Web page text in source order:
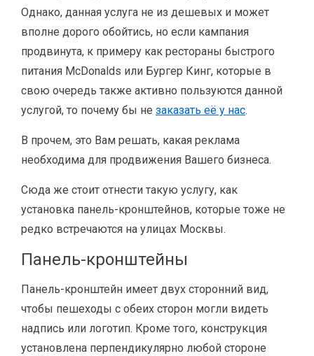
Однако, данная услуга не из дешевых и может
вполне дорого обойтись, но если кампания
продвинута, к примеру как рестораны быстрого
питания McDonalds или Бургер Кинг, которые в
свою очередь также активно пользуются данной
услугой, то почему бы не заказать её у нас.
В прочем, это Вам решать, какая реклама
необходима для продвижения Вашего бизнеса.
Сюда же стоит отнести такую услугу, как
установка панель-кронштейнов, которые тоже не
редко встречаются на улицах Москвы.
Панель-кронштейны
Панель-кронштейн имеет двух сторонний вид,
чтобы пешеходы с обеих сторон могли видеть
надпись или логотип. Кроме того, конструкция
установлена перпендикулярно любой стороне